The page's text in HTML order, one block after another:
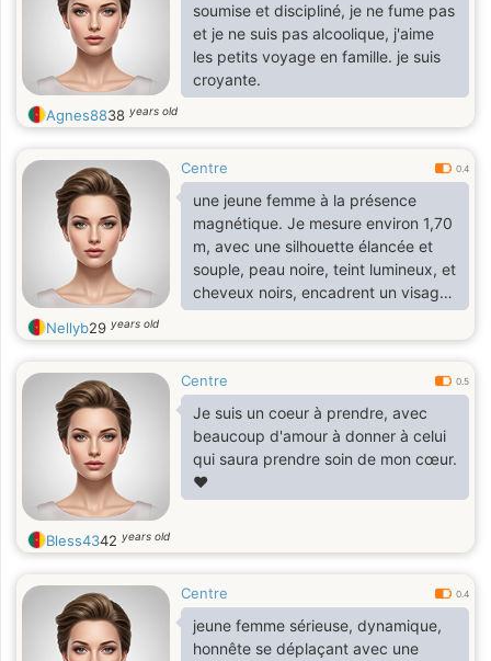
soumise et discipliné, je ne fume pas
et je ne suis pas alcoolique, j'aime
les petits voyage en famille. je suis
croyante.
Agnes8838 years old
Centre 0.4
une jeune femme à la présence
magnétique. Je mesure environ 1,70
m, avec une silhouette élancée et
souple, peau noire, teint lumineux, et
cheveux noirs, encadrent un visage
expressif et harmonieux.
Nellyb29 years old
Centre 0.5
Je suis un coeur à prendre, avec
beaucoup d'amour à donner à celui
qui saura prendre soin de mon cœur.
♥️
Bless4342 years old
Centre 0.4
jeune femme sérieuse, dynamique,
honnête se déplaçant avec une